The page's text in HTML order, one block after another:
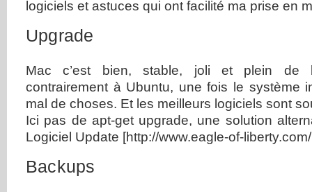
logiciels et astuces qui ont facilité ma prise en
Upgrade
Mac c’est bien, stable, joli et plein de
contrairement à Ubuntu, une fois le système
mal de choses. Et les meilleurs logiciels sont
Ici pas de apt-get upgrade, une solution
Logiciel Update [http://www.eagle-of-
Backups